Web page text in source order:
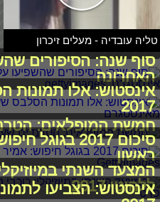
טליה עובדיה - מעלים זיכרון
סוף שנה: הסיפורים
האחרונה
אינסטוש: אלו
2017
חמשת המופלאים:
סיכום 2017
ראשון
המצעד השנתי
ללהיטי 2017
אינסטוש: הצביעו